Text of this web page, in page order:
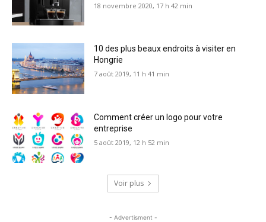
18 novembre 2020, 17 h 42 min
10 des plus beaux endroits à visiter en
Hongrie
7 août 2019, 11 h 41 min
Comment créer un logo pour votre
entreprise
5 août 2019, 12 h 52 min
Voir plus
- Advertisment -